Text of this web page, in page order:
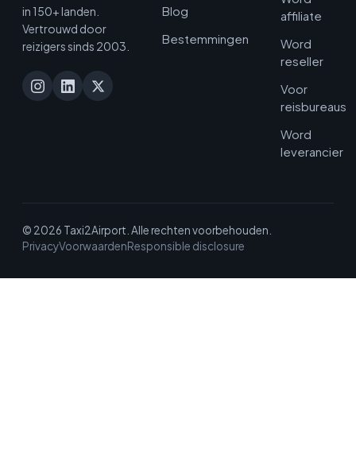
in 150+ landen.
Vertrouwd door
reizigers sinds 2003.
Blog
Bestemmingen
affiliate
Word
reseller
Voor
reisbureaus
Word
leverancier
© 2026 Taxi2Airport. Alle rechten voorbehouden.
PrivacyVoorwaardenResponsible disclosure